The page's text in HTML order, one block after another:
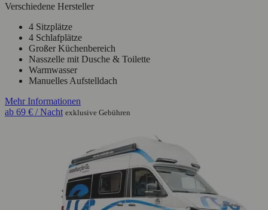
Verschiedene Hersteller
4 Sitzplätze
4 Schlafplätze
Großer Küchenbereich
Nasszelle mit Dusche & Toilette
Warmwasser
Manuelles Aufstelldach
Mehr Informationen
ab 69 € / Nacht exklusive Gebühren